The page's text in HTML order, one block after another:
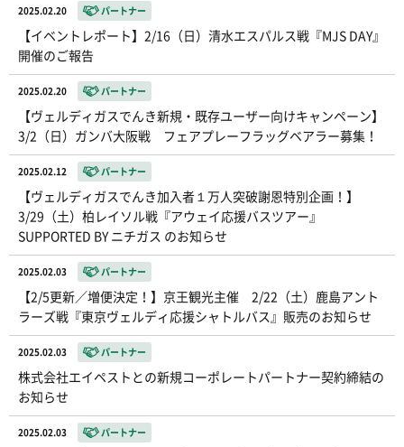
2025.02.20 パートナー
【イベントレポート】2/16（日）清水エスパルス戦『MJS DAY』
開催のご報告
2025.02.20 パートナー
【ヴェルディガスでんき新規・既存ユーザー向けキャンペーン】
3/2（日）ガンバ大阪戦 フェアプレーフラッグベアラー募集！
2025.02.12 パートナー
【ヴェルディガスでんき加入者１万人突破謝恩特別企画！】
3/29（土）柏レイソル戦『アウェイ応援バスツアー』
SUPPORTED BY ニチガス のお知らせ
2025.02.03 パートナー
【2/5更新／増便決定！】京王観光主催 2/22（土）鹿島アント
ラーズ戦『東京ヴェルディ応援シャトルバス』販売のお知らせ
2025.02.03 パートナー
株式会社エイペストとの新規コーポレートパートナー契約締結の
お知らせ
2025.02.03 パートナー